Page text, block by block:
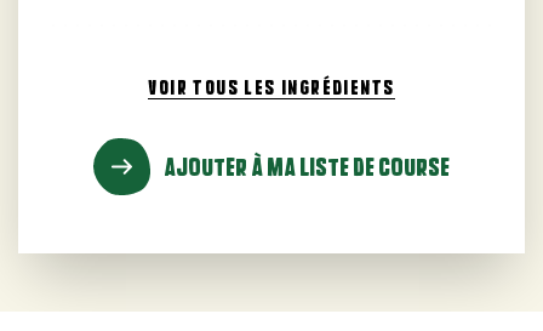
crème fraîche ( c. à c.)
1 filet de miel
VOIR TOUS LES INGRÉDIENTS
AJOUTER À MA LISTE DE COURSE